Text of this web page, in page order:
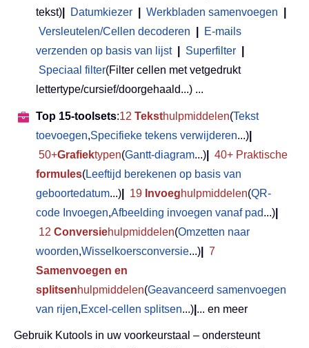
tekst)
Datumkiezer Werkbladen samenvoegen
Versleutelen/Cellen decoderen
E-mails
verzenden op basis van lijst
Superfilter
Speciaal filter(Filter cellen met vetgedrukt
lettertype/cursief/doorgehaald...) ...
Top 15-toolsets:12 Teksthulpmiddelen(Tekst
toevoegen,Specifieke tekens verwijderen...)
50+Grafiektypen(Gantt-diagram...)
40+ Praktische
formules(Leeftijd berekenen op basis van
geboortedatum...) 19 Invoeghulpmiddelen(QR-
code Invoegen,Afbeelding invoegen vanaf pad...)
12 Conversiehulpmiddelen(Omzetten naar
woorden,Wisselkoersconversie...)
7
Samenvoegen en
splitsenhulpmiddelen(Geavanceerd samenvoegen
van rijen,Excel-cellen splitsen...) ... en meer
Gebruik Kutools in uw voorkeurstaal – ondersteunt